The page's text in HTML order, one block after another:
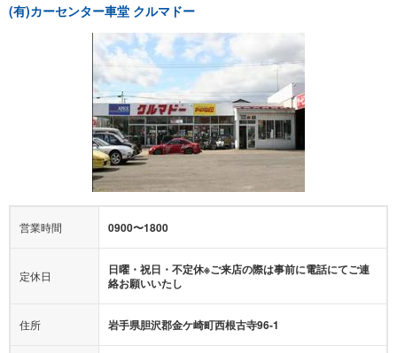
(有)カーセンター車堂 クルマドー
営業時間 0900〜1800
定休日
日曜・祝日・不定休※ご来店の際は事前に電話にてご連
絡お願いいたし
住所 岩手県胆沢郡金ケ崎町西根古寺96-1